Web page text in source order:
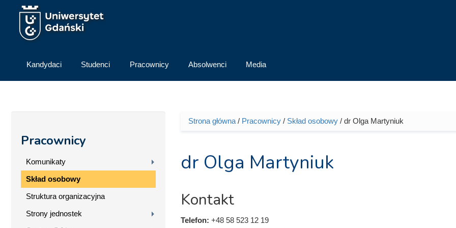
Przejdź do treści
Kandydaci Studenci Pracownicy Absolwenci Media
Pracownicy
Komunikaty
Skład osobowy
Struktura organizacyjna
Strony jednostek
Jesteś tutaj
Strona główna/ Pracownicy/ Skład osobowy/ dr Olga Martyniuk
dr Olga Martyniuk
Kontakt
Telefon: +48 58 523 12 19